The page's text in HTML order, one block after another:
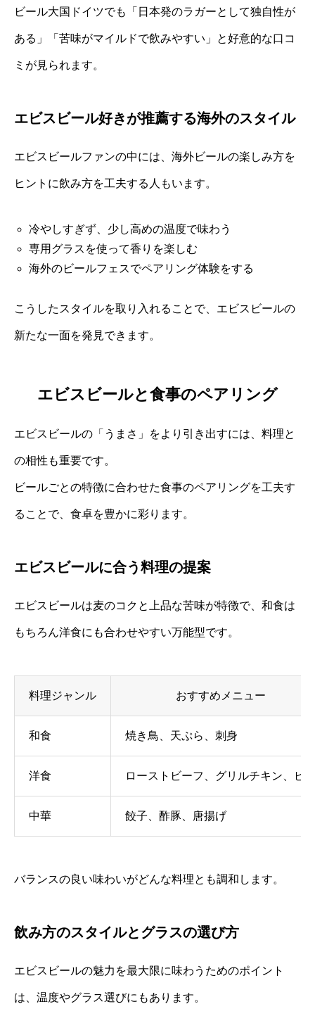
ビール大国ドイツでも「日本発のラガーとして独自性が
ある」「苦味がマイルドで飲みやすい」と好意的な口コ
ミが見られます。
エビスビール好きが推薦する海外のスタイル
エビスビールファンの中には、海外ビールの楽しみ方を
ヒントに飲み方を工夫する人もいます。
冷やしすぎず、少し高めの温度で味わう
専用グラスを使って香りを楽しむ
海外のビールフェスでペアリング体験をする
こうしたスタイルを取り入れることで、エビスビールの
新たな一面を発見できます。
エビスビールと食事のペアリング
エビスビールの「うまさ」をより引き出すには、料理と
の相性も重要です。
ビールごとの特徴に合わせた食事のペアリングを工夫す
ることで、食卓を豊かに彩ります。
エビスビールに合う料理の提案
エビスビールは麦のコクと上品な苦味が特徴で、和食は
もちろん洋食にも合わせやすい万能型です。
料理ジャンル おすすめメニュー
和食 焼き鳥、天ぷら、刺身
洋食 ローストビーフ、グリルチキン、ピ
中華 餃子、酢豚、唐揚げ
バランスの良い味わいがどんな料理とも調和します。
飲み方のスタイルとグラスの選び方
エビスビールの魅力を最大限に味わうためのポイント
は、温度やグラス選びにもあります。